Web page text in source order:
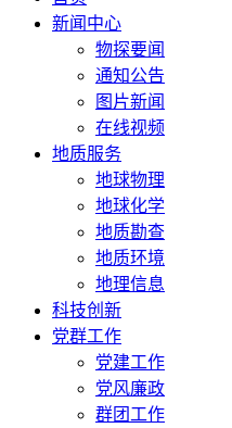
新闻中心
物探要闻
通知公告
图片新闻
在线视频
地质服务
地球物理
地球化学
地质勘查
地质环境
地理信息
科技创新
党群工作
党建工作
党风廉政
群团工作